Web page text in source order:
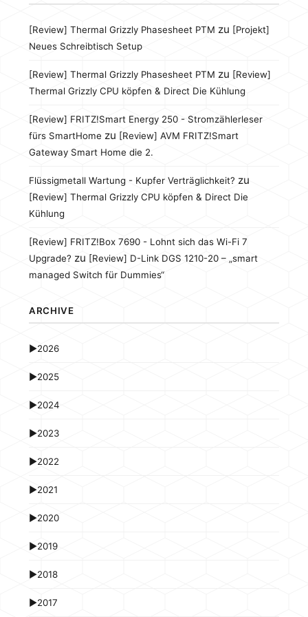
[Review] Thermal Grizzly Phasesheet PTM zu [Projekt]
Neues Schreibtisch Setup
[Review] Thermal Grizzly Phasesheet PTM zu [Review]
Thermal Grizzly CPU köpfen & Direct Die Kühlung
[Review] FRITZ!Smart Energy 250 - Stromzählerleser
fürs SmartHome zu [Review] AVM FRITZ!Smart
Gateway Smart Home die 2.
Flüssigmetall Wartung - Kupfer Verträglichkeit? zu
[Review] Thermal Grizzly CPU köpfen & Direct Die
Kühlung
[Review] FRITZ!Box 7690 - Lohnt sich das Wi-Fi 7
Upgrade? zu [Review] D-Link DGS 1210-20 – „smart
managed Switch für Dummies“
ARCHIVE
►2026
►2025
►2024
►2023
►2022
►2021
►2020
►2019
►2018
►2017